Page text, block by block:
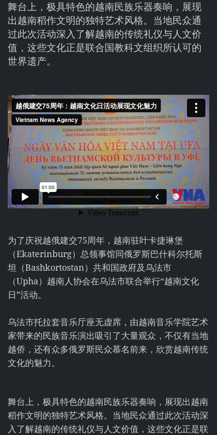
舞台上，极具特色的越南民族乐器奏响，展现
出越南稻作文明的独特艺术风格。当地民众通
过此次活动深入了解越南的传统礼仪与人文价
值，这些文化正是联合国教科文组织所认可的
世界遗产。
为了庆祝越俄建交75周年，越南驻叶卡捷琳堡
（Ekaterinburg）总领事馆同俄罗斯巴什科尔托斯
坦（Bashkortostan）共和国政府及乌法市
（Upha）越南人协会在乌法市联合举行“越南文化
日”活动。
乌法市托拉套音乐厅座无虚席，由越南音乐学院艺术
家带来的民族音乐演出吸引了大量观众，不仅有当地
越侨，还有众多俄罗斯民众慕名前来，欣赏越南传统
文化的魅力。
舞台上，极具特色的越南民族乐器奏响，展现出越南
稻作文明的独特艺术风格。当地民众通过此次活动深
入了解越南的传统礼仪与人文价值，这些文化正是联